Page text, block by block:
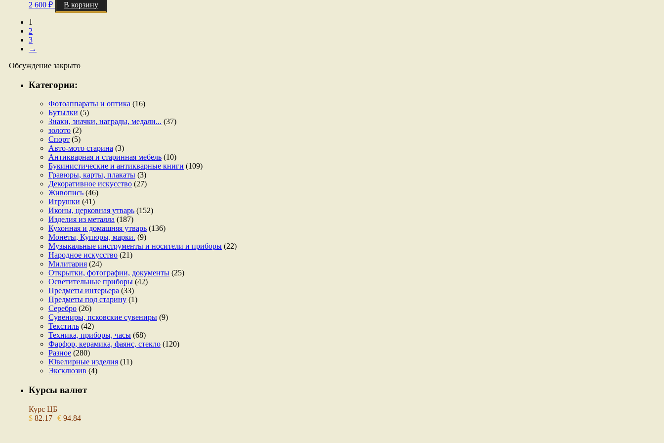
2 600 ₽ В корзину
1
2
3
→
Обсуждение закрыто
Категории:
Фотоаппараты и оптика (16)
Бутылки (5)
Знаки, значки, награды, медали... (37)
золото (2)
Спорт (5)
Авто-мото старина (3)
Антикварная и старинная мебель (10)
Букинистические и антикварные книги (109)
Гравюры, карты, плакаты (3)
Декоративное искусство (27)
Живопись (46)
Игрушки (41)
Иконы, церковная утварь (152)
Изделия из металла (187)
Кухонная и домашняя утварь (136)
Монеты, Купюры, марки. (9)
Музыкальные инструменты и носители и приборы (22)
Народное искусство (21)
Милитария (24)
Открытки, фотографии, документы (25)
Осветительные приборы (42)
Предметы интерьера (33)
Предметы под старину (1)
Серебро (26)
Сувениры, псковские сувениры (9)
Текстиль (42)
Техника, приборы, часы (68)
Фарфор, керамика, фаянс, стекло (120)
Разное (280)
Ювелирные изделия (11)
Эксклюзив (4)
Курсы валют
Курс ЦБ
$ 82.17 € 94.84